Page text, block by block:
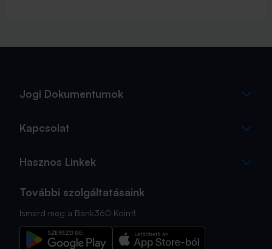
Jogi Dokumentumok
Kapcsolat
Hasznos Linkek
További szolgáltatásaink
Ismerd meg a Bank360 Koint!